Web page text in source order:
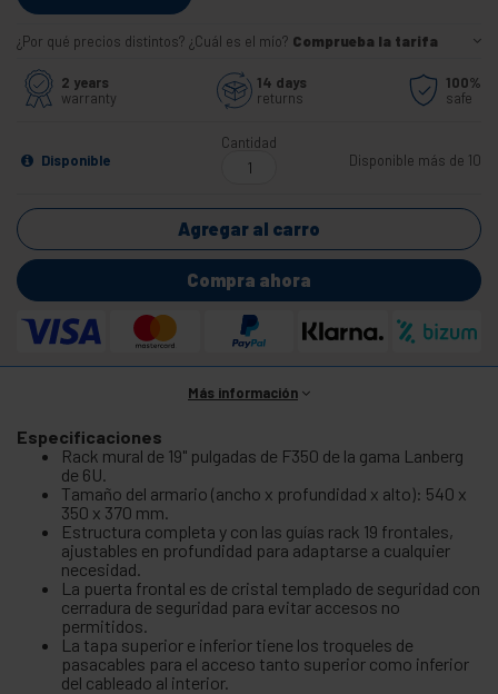
¿Por qué precios distintos? ¿Cuál es el mío? Comprueba la tarifa
2 years
warranty
14 days
returns
100%
safe
Disponible
Cantidad
Disponible más de 10
Agregar al carro
Compra ahora
Más información
Especificaciones
Rack mural de 19" pulgadas de F350 de la gama Lanberg
de 6U.
Tamaño del armario (ancho x profundidad x alto): 540 x
350 x 370 mm.
Estructura completa y con las guías rack 19 frontales,
ajustables en profundidad para adaptarse a cualquier
necesidad.
La puerta frontal es de cristal templado de seguridad con
cerradura de seguridad para evitar accesos no
permitidos.
La tapa superior e inferior tiene los troqueles de
pasacables para el acceso tanto superior como inferior
del cableado al interior.